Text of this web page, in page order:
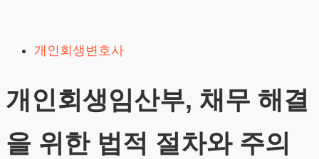
content
개인회생변호사
개인회생임산부, 채무 해결
을 위한 법적 절차와 주의